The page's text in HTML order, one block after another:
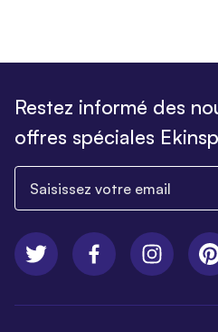
Restez informé des
offres spéciales